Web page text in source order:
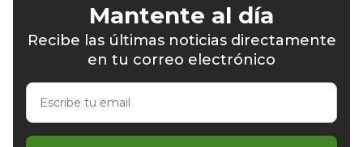
Mantente al día
Recibe las últimas noticias directamente
en tu correo electrónico
Escribe
email